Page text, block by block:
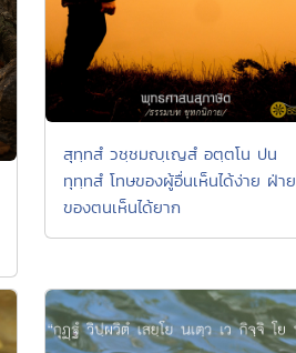
สุทฺทสํ วชฺชมญฺเญสํ อตฺตโน ปน
ทุทฺทสํ โทษของผู้อื่นเห็นได้ง่าย ฝ่าย
ของตนเห็นได้ยาก